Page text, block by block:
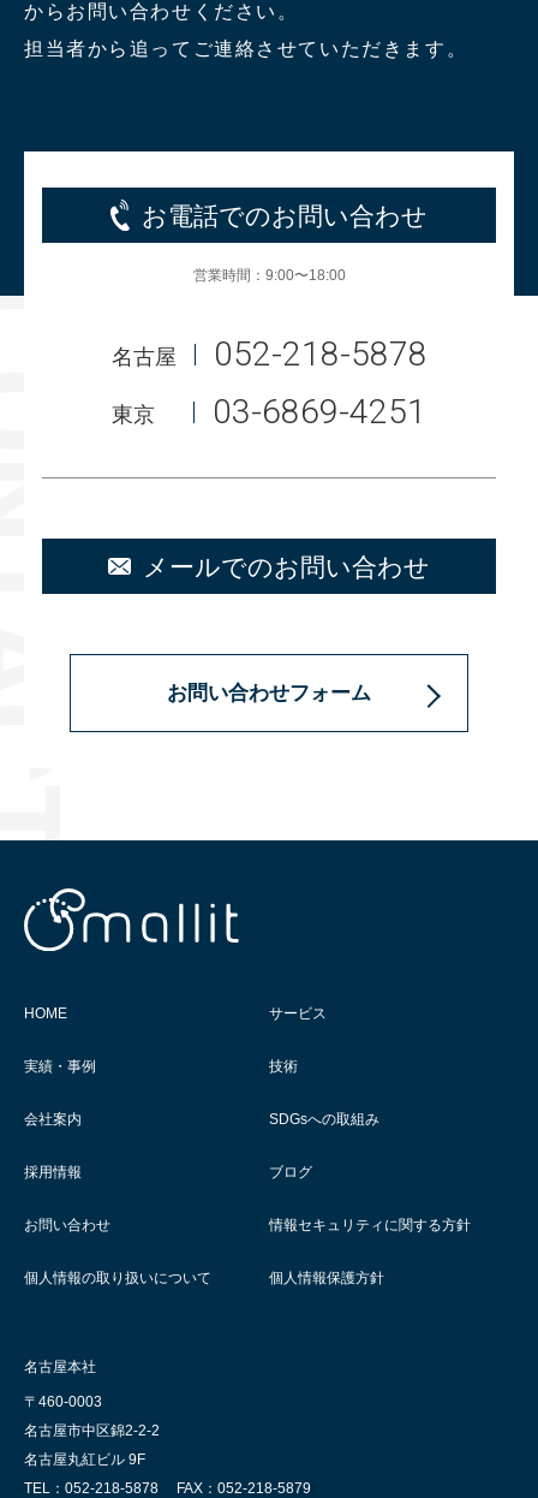
からお問い合わせください。
担当者から追ってご連絡させていただきます。
お電話でのお問い合わせ
営業時間：9:00〜18:00
名古屋 052-218-5878
東京 03-6869-4251
メールでのお問い合わせ
お問い合わせフォーム
HOME サービス
実績・事例 技術
会社案内 SDGsへの取組み
採用情報 ブログ
お問い合わせ 情報セキュリティに関する方針
個人情報の取り扱いについて 個人情報保護方針
名古屋本社
〒460-0003
名古屋市中区錦2-2-2
名古屋丸紅ビル 9F
TEL：052-218-5878
FAX：052-218-5879